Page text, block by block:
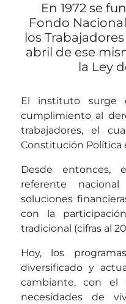
En 1972 se
Fondo
los
abril de ese
la Ley
El instituto surge
cumplimiento al
trabajadores, el
Constitución Política
Desde
referente
soluciones
con la
tradicional (cifras al
Hoy, los
diversificado y
cambiante, con el
necesidades de